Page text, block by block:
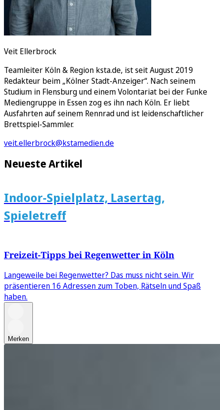
Veit Ellerbrock
Teamleiter Köln & Region ksta.de, ist seit August 2019
Redakteur beim „Kölner Stadt-Anzeiger“. Nach seinem
Studium in Flensburg und einem Volontariat bei der Funke
Mediengruppe in Essen zog es ihn nach Köln. Er liebt
Ausfahrten auf seinem Rennrad und ist leidenschaftlicher
Brettspiel-Sammler.
veit.ellerbrock@kstamedien.de
Neueste Artikel
Indoor-Spielplatz, Lasertag,
Spieletreff
Freizeit-Tipps bei Regenwetter in Köln
Langeweile bei Regenwetter? Das muss nicht sein. Wir
präsentieren 16 Adressen zum Toben, Rätseln und Spaß
haben.
Merken